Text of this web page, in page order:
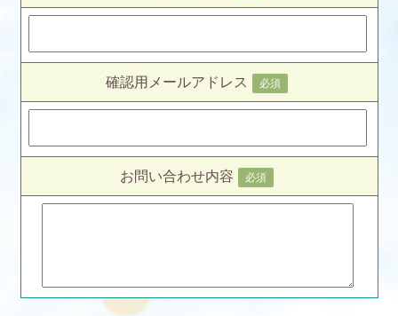
確認用メールアドレス 必須
お問い合わせ内容 必須